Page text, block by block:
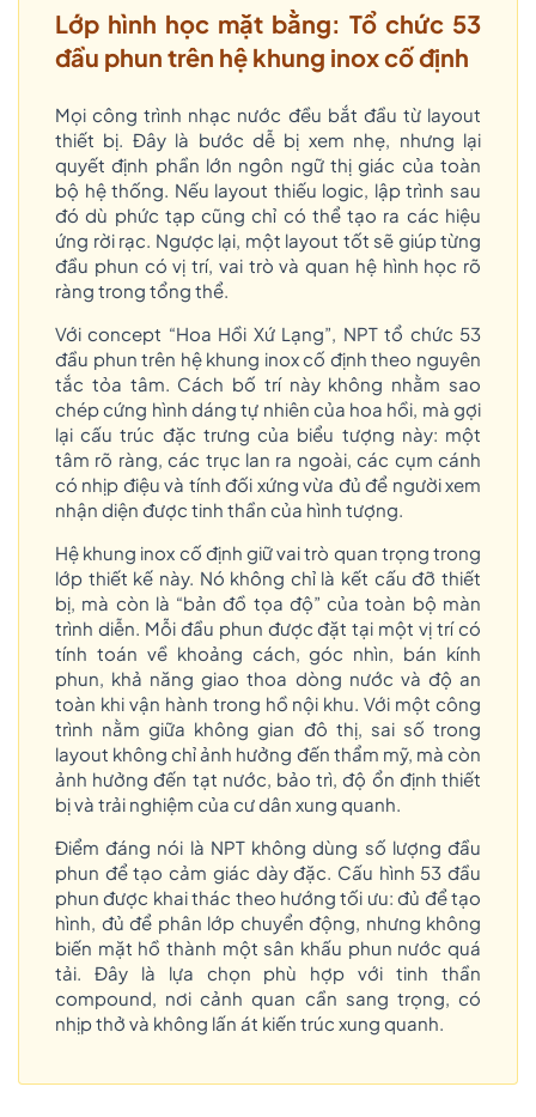
Lớp hình học mặt bằng: Tổ chức 53
đầu phun trên hệ khung inox cố định
Mọi công trình nhạc nước đều bắt đầu từ layout
thiết bị. Đây là bước dễ bị xem nhẹ, nhưng lại
quyết định phần lớn ngôn ngữ thị giác của toàn
bộ hệ thống. Nếu layout thiếu logic, lập trình sau
đó dù phức tạp cũng chỉ có thể tạo ra các hiệu
ứng rời rạc. Ngược lại, một layout tốt sẽ giúp từng
đầu phun có vị trí, vai trò và quan hệ hình học rõ
ràng trong tổng thể.
Với concept “Hoa Hồi Xứ Lạng”, NPT tổ chức 53
đầu phun trên hệ khung inox cố định theo nguyên
tắc tỏa tâm. Cách bố trí này không nhằm sao
chép cứng hình dáng tự nhiên của hoa hồi, mà gợi
lại cấu trúc đặc trưng của biểu tượng này: một
tâm rõ ràng, các trục lan ra ngoài, các cụm cánh
có nhịp điệu và tính đối xứng vừa đủ để người xem
nhận diện được tinh thần của hình tượng.
Hệ khung inox cố định giữ vai trò quan trọng trong
lớp thiết kế này. Nó không chỉ là kết cấu đỡ thiết
bị, mà còn là “bản đồ tọa độ” của toàn bộ màn
trình diễn. Mỗi đầu phun được đặt tại một vị trí có
tính toán về khoảng cách, góc nhìn, bán kính
phun, khả năng giao thoa dòng nước và độ an
toàn khi vận hành trong hồ nội khu. Với một công
trình nằm giữa không gian đô thị, sai số trong
layout không chỉ ảnh hưởng đến thẩm mỹ, mà còn
ảnh hưởng đến tạt nước, bảo trì, độ ổn định thiết
bị và trải nghiệm của cư dân xung quanh.
Điểm đáng nói là NPT không dùng số lượng đầu
phun để tạo cảm giác dày đặc. Cấu hình 53 đầu
phun được khai thác theo hướng tối ưu: đủ để tạo
hình, đủ để phân lớp chuyển động, nhưng không
biến mặt hồ thành một sân khấu phun nước quá
tải. Đây là lựa chọn phù hợp với tinh thần
compound, nơi cảnh quan cần sang trọng, có
nhịp thở và không lấn át kiến trúc xung quanh.